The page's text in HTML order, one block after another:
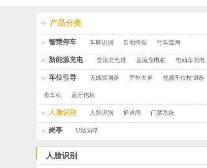
产品分类
智慧停车 车牌识别 自助终端 行车道闸
新能源充电 交流充电桩 直流充电桩 电动车充电
车位引导 无线探测器 室外大屏 视频车位检测器
查车机 蓝牙信标
人脸识别 人脸识别 通道闸 门禁系统
岗亭 U站岗亭
人脸识别